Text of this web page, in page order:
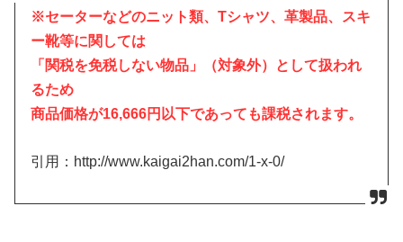
※セーターなどのニット類、Tシャツ、革製品、スキ
ー靴等に関しては
「関税を免税しない物品」（対象外）として扱われ
るため
商品価格が16,666円以下であっても課税されます。
引用：http://www.kaigai2han.com/1-x-0/